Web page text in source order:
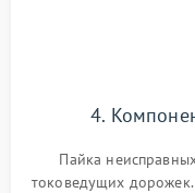
4.
Пайка
токоведущих дорожек.